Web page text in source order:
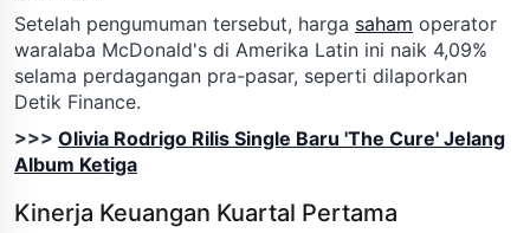
Setelah pengumuman tersebut, harga saham operator
waralaba McDonald's di Amerika Latin ini naik 4,09%
selama perdagangan pra-pasar, seperti dilaporkan
Detik Finance.
>>> Olivia Rodrigo Rilis Single Baru 'The Cure' Jelang
Album Ketiga
Kinerja Keuangan Kuartal Pertama